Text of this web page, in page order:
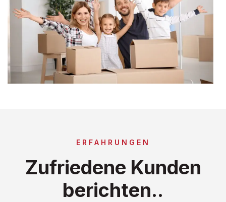
ERFAHRUNGEN
Zufriedene Kunden
berichten..